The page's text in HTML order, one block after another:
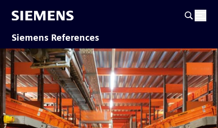
Siemens References